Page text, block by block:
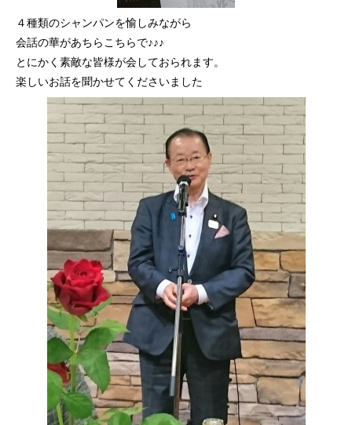
４種類のシャンパンを愉しみながら
会話の華があちらこちらで♪♪♪
とにかく素敵な皆様が会しておられます。
楽しいお話を聞かせてくださいました